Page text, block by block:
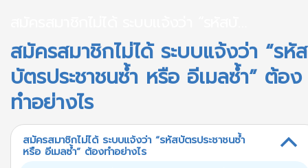
สมัครสมาชิกไม่ได้ ระบบแจ้งว่า “รหัส
บัตรประชาชนซ้ำ หรือ อีเมลซ้ำ” ต้อง
ทำอย่างไร
B
สมัครสมาชิกไม่ได้ ระบบแจ้งว่า “รหัสบัตรประชาชนซ้ำ
หรือ อีเมลซ้ำ” ต้องทำอย่างไร